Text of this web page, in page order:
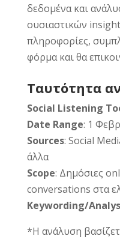
δεδομένα και
ουσιαστικών
πληροφορίες,
φόρμα και θα
Ταυτότητα
Social Listening
Date Range: 1
Sources: Social
άλλα
Scope: Δημόσιες
conversations στα
Keywording/
*Η ανάλυση